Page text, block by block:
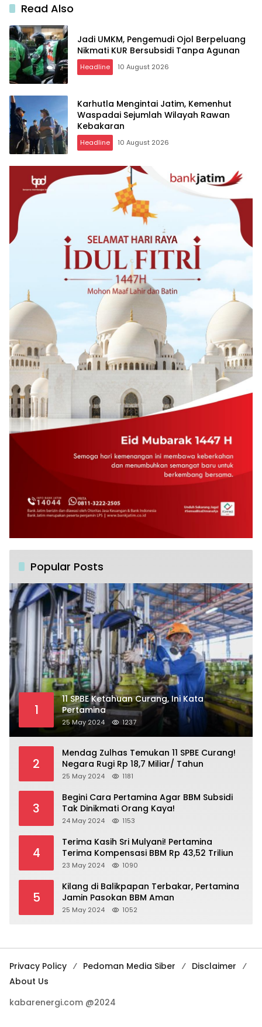
Read Also
Jadi UMKM, Pengemudi Ojol Berpeluang
Nikmati KUR Bersubsidi Tanpa Agunan
Headline 10 August 2026
Karhutla Mengintai Jatim, Kemenhut
Waspadai Sejumlah Wilayah Rawan
Kebakaran
Headline 10 August 2026
Popular Posts
1
11 SPBE Ketahuan Curang, Ini Kata
Pertamina
25 May 2024 1237
2
Mendag Zulhas Temukan 11 SPBE Curang!
Negara Rugi Rp 18,7 Miliar/ Tahun
25 May 2024 1181
3
Begini Cara Pertamina Agar BBM Subsidi
Tak Dinikmati Orang Kaya!
24 May 2024 1153
4
Terima Kasih Sri Mulyani! Pertamina
Terima Kompensasi BBM Rp 43,52 Triliun
23 May 2024 1090
5
Kilang di Balikpapan Terbakar, Pertamina
Jamin Pasokan BBM Aman
25 May 2024 1052
Privacy Policy Pedoman Media Siber
Disclaimer
About Us
kabarenergi.com @2024